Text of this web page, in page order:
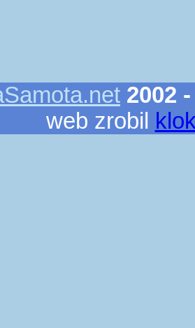
2002
web zrobil